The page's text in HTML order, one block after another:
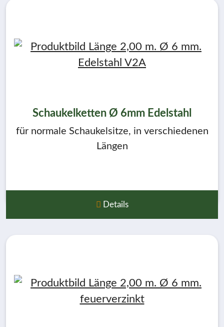
Schaukelketten Ø 6mm Edelstahl
für normale Schaukelsitze, in verschiedenen
Längen
Details